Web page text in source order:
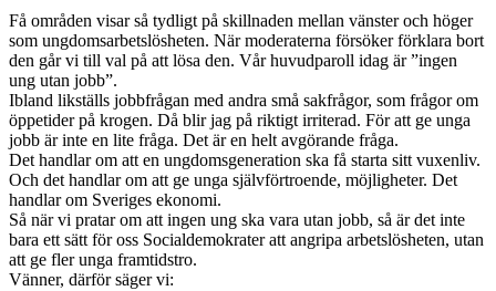
Få områden visar så tydligt på skillnaden mellan vänster och höger
som ungdomsarbetslösheten. När moderaterna försöker förklara bort
den går vi till val på att lösa den. Vår huvudparoll idag är ”ingen
ung utan jobb”.
Ibland likställs jobbfrågan med andra små sakfrågor, som frågor om
öppetider på krogen. Då blir jag på riktigt irriterad. För att ge unga
jobb är inte en lite fråga. Det är en helt avgörande fråga.
Det handlar om att en ungdomsgeneration ska få starta sitt vuxenliv.
Och det handlar om att ge unga självförtroende, möjligheter. Det
handlar om Sveriges ekonomi.
Så när vi pratar om att ingen ung ska vara utan jobb, så är det inte
bara ett sätt för oss Socialdemokrater att angripa arbetslösheten, utan
att ge fler unga framtidstro.
Vänner, därför säger vi: